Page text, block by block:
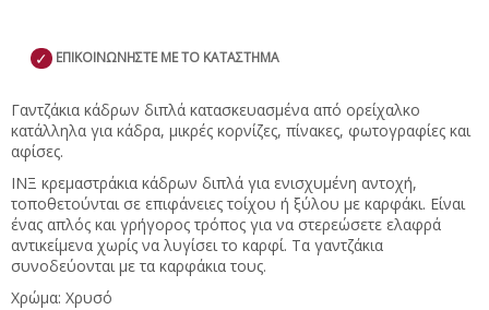
✓ ΕΠΙΚΟΙΝΩΝΗΣΤΕ ΜΕ ΤΟ ΚΑΤΑΣΤΗΜΑ
Γαντζάκια κάδρων διπλά κατασκευασμένα από ορείχαλκο
κατάλληλα για κάδρα, μικρές κορνίζες, πίνακες, φωτογραφίες και
αφίσες.
ΙΝΞ κρεμαστράκια κάδρων διπλά για ενισχυμένη αντοχή,
τοποθετούνται σε επιφάνειες τοίχου ή ξύλου με καρφάκι. Είναι
ένας απλός και γρήγορος τρόπος για να στερεώσετε ελαφρά
αντικείμενα χωρίς να λυγίσει το καρφί. Τα γαντζάκια
συνοδεύονται με τα καρφάκια τους.
Χρώμα: Χρυσό